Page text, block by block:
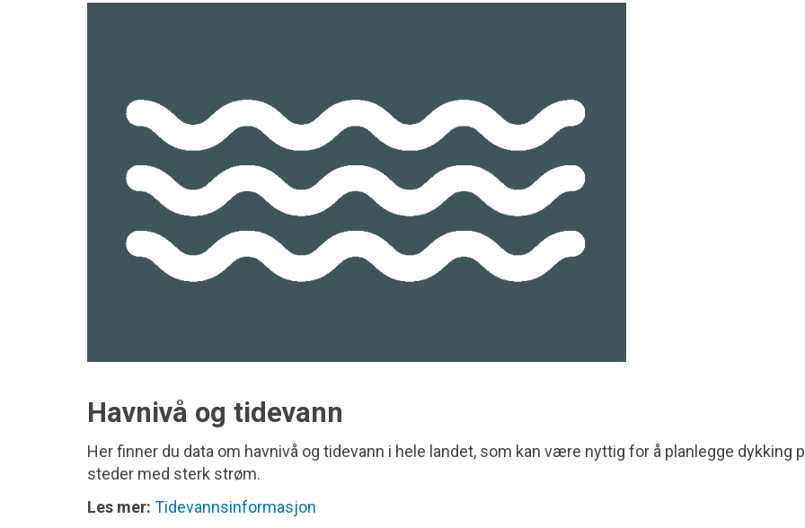
Havnivå og tidevann
Her finner du data om havnivå og tidevann i hele landet, som kan være nyttig for å planlegge dykking
steder med sterk strøm.
Les mer: Tidevannsinformasjon